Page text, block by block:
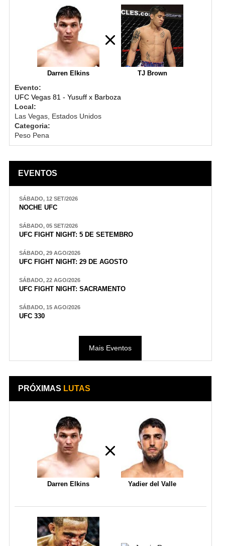
Darren Elkins TJ Brown
Evento:
UFC Vegas 81 - Yusuff x Barboza
Local:
Las Vegas, Estados Unidos
Categoria:
Peso Pena
EVENTOS
SÁBADO, 12 SET/2026
NOCHE UFC
SÁBADO, 05 SET/2026
UFC FIGHT NIGHT: 5 DE SETEMBRO
SÁBADO, 29 AGO/2026
UFC FIGHT NIGHT: 29 DE AGOSTO
SÁBADO, 22 AGO/2026
UFC FIGHT NIGHT: SACRAMENTO
SÁBADO, 15 AGO/2026
UFC 330
Mais Eventos
PRÓXIMAS LUTAS
Darren Elkins Yadier del Valle